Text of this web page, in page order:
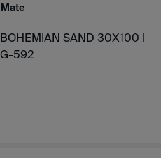
Mate
BOHEMIAN SAND 30X100 |
G-592